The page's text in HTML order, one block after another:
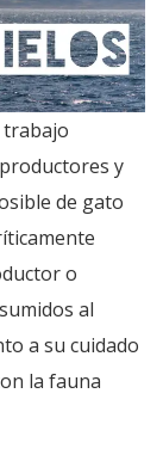
trabajo
y
de gato
o
al
a su cuidado
la fauna